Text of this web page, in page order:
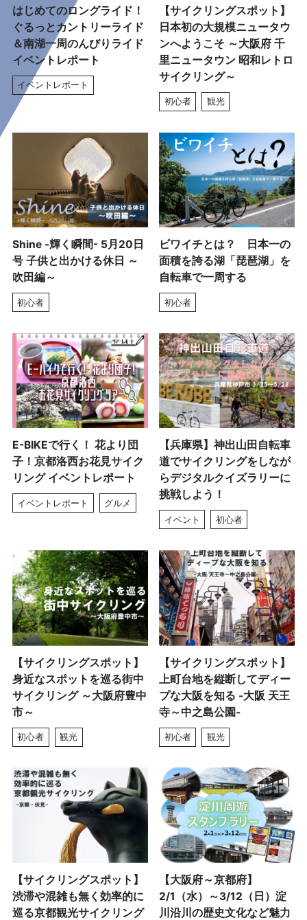
はじめてのロングライド！
ぐるっとカントリーライド
＆南湖一周のんびりライド
イベントレポート
イベントレポート
【サイクリングスポット】
日本初の大規模ニュータウ
ンへようこそ ～大阪府 千
里ニュータウン 昭和レトロ
サイクリング～
初心者 観光
Shine -輝く瞬間- 5月20日
号 子供と出かける休日 ～
吹田編～
初心者
ビワイチとは？ 日本一の
面積を誇る湖「琵琶湖」を
自転車で一周する
初心者
E-BIKEで行く！ 花より団
子！京都洛西お花見サイク
リング イベントレポート
イベントレポート グルメ
【兵庫県】神出山田自転車
道でサイクリングをしなが
らデジタルクイズラリーに
挑戦しよう！
イベント 初心者
【サイクリングスポット】
身近なスポットを巡る街中
サイクリング ～大阪府豊中
市～
初心者 観光
【サイクリングスポット】
上町台地を縦断してディー
プな大阪を知る -大阪 天王
寺～中之島公園-
初心者 観光
【サイクリングスポット】
渋滞や混雑も無く効率的に
巡る京都観光サイクリング
【大阪府～京都府】
2/1（水）～3/12（日）淀
川沿川の歴史文化など魅力